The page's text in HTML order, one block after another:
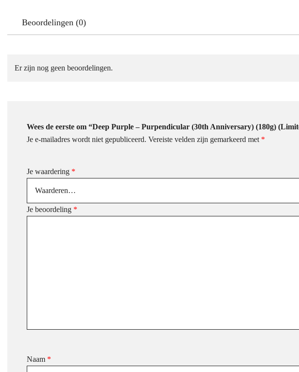
Beoordelingen (0)
Er zijn nog geen beoordelingen.
Wees de eerste om “Deep Purple – Purpendicular (30th Anniversary) (180g)
Je e-mailadres wordt niet gepubliceerd. Vereiste velden zijn gemarkeerd met *
Je waardering *
Je beoordeling *
Naam *